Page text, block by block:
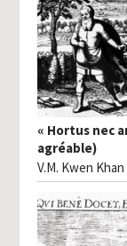
« Hortus nec
agréable)
V.M. Kwen